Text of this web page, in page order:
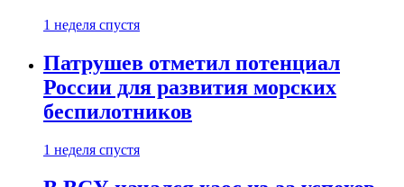
1 неделя спустя
Патрушев отметил потенциал
России для развития морских
беспилотников
1 неделя спустя